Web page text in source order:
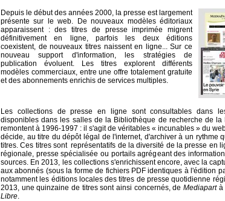
Depuis le début des années 2000, la presse est largement
présente sur le web. De nouveaux modèles éditoriaux
apparaissent : des titres de presse imprimée migrent
définitivement en ligne, parfois les deux éditions
coexistent, de nouveaux titres naissent en ligne... Sur ce
nouveau support d'information, les stratégies de
publication évoluent. Les titres explorent différents
modèles commerciaux, entre une offre totalement gratuite
et des abonnements enrichis de services multiples.
Les collections de presse en ligne sont consultables dans
disponibles dans les salles de la Bibliothèque de recherche de la
remontent à 1996-1997 : il s'agit de véritables « incunables » du
décide, au titre du dépôt légal de l'internet, d'archiver à un rythme
titres. Ces titres sont représentatifs de la diversité de la presse en
régionale, presse spécialisée ou portails agrégeant des
sources. En 2013, les collections s'enrichissent encore, avec la
aux abonnés (sous la forme de fichiers PDF identiques à l'édition
notamment les éditions locales des titres de presse quotidienne
2013, une quinzaine de titres sont ainsi concernés, de Mediapartà
Libre.